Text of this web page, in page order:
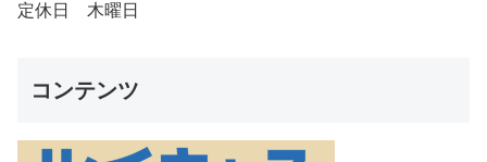
定休日 木曜日
コンテンツ